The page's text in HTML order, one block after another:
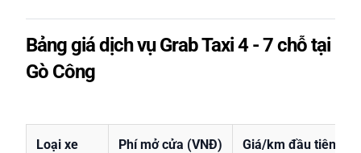
Bảng giá dịch vụ Grab Taxi 4 - 7 chỗ tại
Gò Công
Loại xe Phí mở cửa (VNĐ) Giá/km đầu tiên